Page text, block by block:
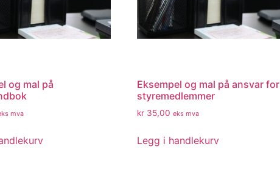
og mal på
mva
Eksempel og mal på ansvar for
styremedlemmer
kr 35,00 eks mva
Legg i handlekurv